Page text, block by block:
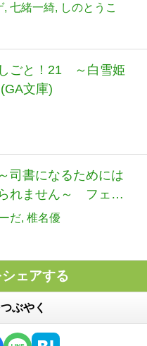
七緒一綺 しのとうこ
ごと！21 ～白雪姫
文庫)
司書になるためには
れません～ フェル
て 第1巻
だ 椎名優
ェアする
ぶやく